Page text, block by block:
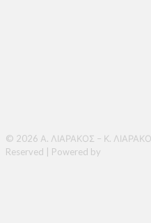
© 2026 Α. ΛΙΑΡΑΚΟΣ – Κ.
Reserved | Powered by